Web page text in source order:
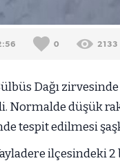
0 2133
Dağı
Normalde düşük
tespit edilmesi
ilçesindeki 2